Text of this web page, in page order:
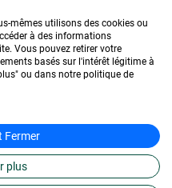
Française
mêmes utilisons des cookies ou
à des informations
Vous pouvez retirer votre
basés sur l'intérêt légitime à
ou dans notre politique de
Fermer
plus